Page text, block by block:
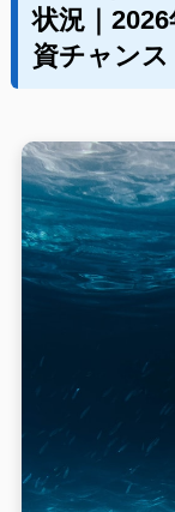
状況｜
資チャンス